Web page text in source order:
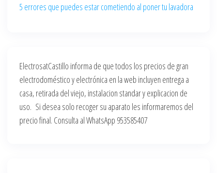
5 errores que puedes estar cometiendo al poner tu lavadora
ElectrosatCastillo informa de que todos los precios de gran
electrodoméstico y electrónica en la web incluyen entrega a
casa, retirada del viejo, instalacion standar y explicacion de
uso. Si desea solo recoger su aparato les informaremos del
precio final. Consulta al WhatsApp 953585407